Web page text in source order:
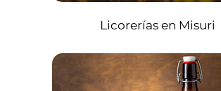
Licorerías en Misuri